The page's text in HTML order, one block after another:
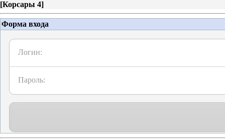
[Корсары 4]
Форма входа
Логин:
Пароль: